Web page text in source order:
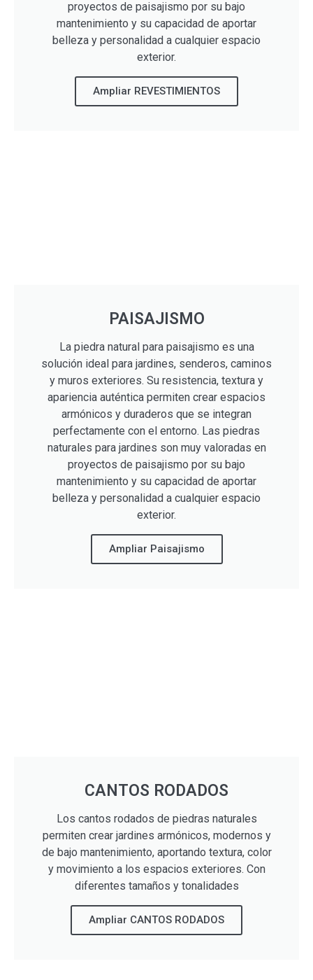
proyectos de paisajismo por su bajo
mantenimiento y su capacidad de aportar
belleza y personalidad a cualquier espacio
exterior.
Ampliar REVESTIMIENTOS
PAISAJISMO
La piedra natural para paisajismo es una
solución ideal para jardines, senderos, caminos
y muros exteriores. Su resistencia, textura y
apariencia auténtica permiten crear espacios
armónicos y duraderos que se integran
perfectamente con el entorno. Las piedras
naturales para jardines son muy valoradas en
proyectos de paisajismo por su bajo
mantenimiento y su capacidad de aportar
belleza y personalidad a cualquier espacio
exterior.
Ampliar Paisajismo
CANTOS RODADOS
Los cantos rodados de piedras naturales
permiten crear jardines armónicos, modernos y
de bajo mantenimiento, aportando textura, color
y movimiento a los espacios exteriores. Con
diferentes tamaños y tonalidades
Ampliar CANTOS RODADOS